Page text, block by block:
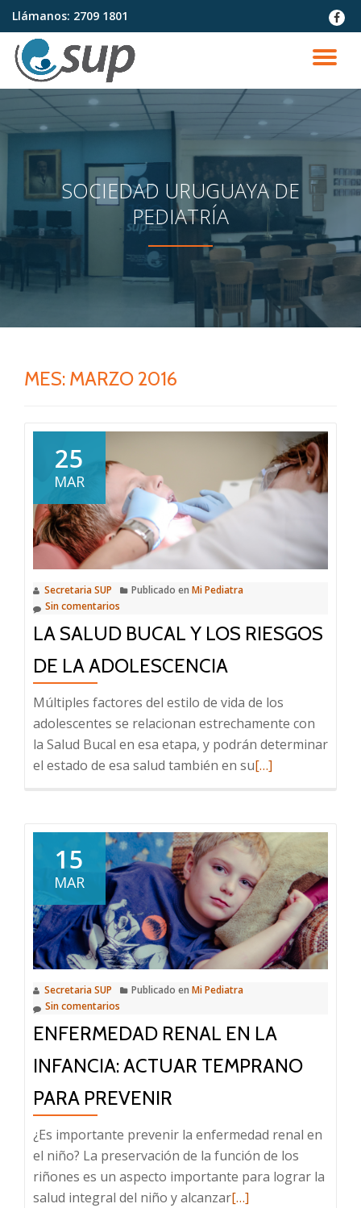
Saltar
contenido
Llámanos: 2709 1801
fa-
SOCIEDAD URUGUAYA DE
PEDIATRÍA
MES: MARZO 2016
25
MAR
Secretaria SUP Publicado en Mi Pediatra
Sin comentarios
LA SALUD BUCAL Y LOS RIESGOS
DE LA ADOLESCENCIA
Múltiples factores del estilo de vida de los
adolescentes se relacionan estrechamente con
la Salud Bucal en esa etapa, y podrán determinar
el estado de esa salud también en suLeer
salud
bucal
y
los
riesgos
de
la
[…]
15
MAR
Secretaria SUP Publicado en Mi Pediatra
Sin comentarios
ENFERMEDAD RENAL EN LA
INFANCIA: ACTUAR TEMPRANO
PARA PREVENIR
¿Es importante prevenir la enfermedad renal en
el niño? La preservación de la función de los
riñones es un aspecto importante para lograr la
salud integral del niño y alcanzarLeer
[…]